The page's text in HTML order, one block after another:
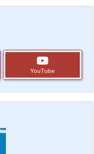
YouTube